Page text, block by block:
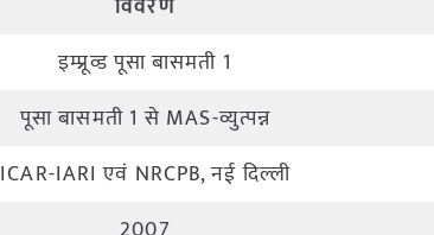
इम्प्रूव्ड पूसा बासमती 1
पूसा बासमती 1 से MAS-व्युत्पन्न
ICAR-IARI एवं NRCPB, नई दिल्ली